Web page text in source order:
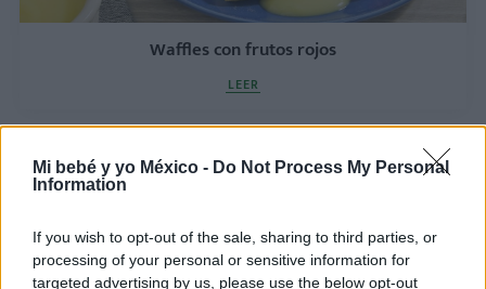
Mi bebé y yo México - Do Not Process My Personal
Information
If you wish to opt-out of the sale, sharing to third parties, or
processing of your personal or sensitive information for
targeted advertising by us, please use the below opt-out
Waffles con frutos rojos
LEER
Te puede interesar…